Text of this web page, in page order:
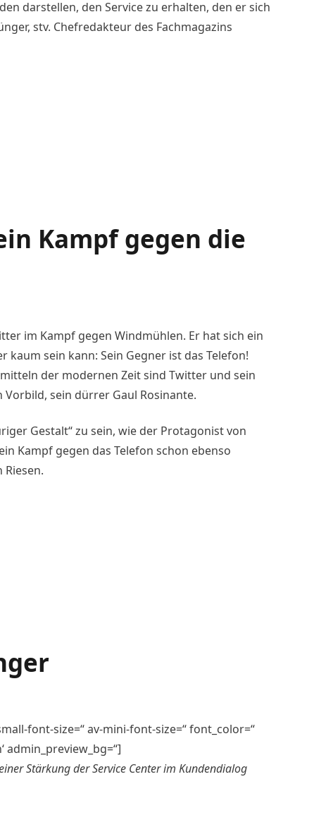
darstellen, den Service zu erhalten, den er sich
stv. Chefredakteur des Fachmagazins
Kampf gegen die
im Kampf gegen Windmühlen. Er hat sich ein
sein kann: Sein Gegner ist das Telefon!
der modernen Zeit sind Twitter und sein
sein dürrer Gaul Rosinante.
Gestalt“ zu sein, wie der Protagonist von
Kampf gegen das Telefon schon ebenso
font-size=“ av-mini-font-size=“ font_color=“
admin_preview_bg=“]
Stärkung der Service Center im Kundendialog